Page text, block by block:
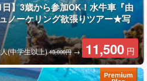
】3歳から参加OK！水牛車『由
ノーケリング欲張りツアー★写
(中学生以上)13,000円→ 11,500 円